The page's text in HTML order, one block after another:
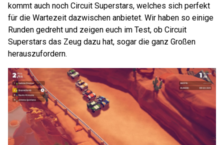
kommt auch noch Circuit Superstars, welches sich perfekt
für die Wartezeit dazwischen anbietet. Wir haben so einige
Runden gedreht und zeigen euch im Test, ob Circuit
Superstars das Zeug dazu hat, sogar die ganz Großen
herauszufordern.